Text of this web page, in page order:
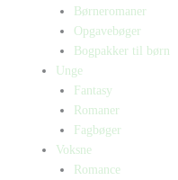
Børneromaner
Opgavebøger
Bogpakker til børn
Unge
Fantasy
Romaner
Fagbøger
Voksne
Romance